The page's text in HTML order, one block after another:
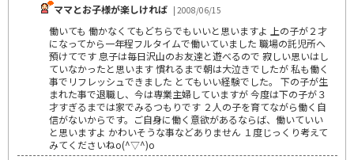
ママとお子様が楽しければ | 2008/06/15
働いても 働かなくてもどちらでもいいと思いますよ 上の子が２才
になってから一年程フルタイムで働いていました 職場の託児所へ
預けてです 息子は毎日沢山のお友達と遊べるので 寂しい思いはし
ていなかったと思います 慣れるまで朝は大泣きでしたが 私も働く
事でリフレッシュできました とてもいい経験でした。 下の子が生
まれた事で退職し、今は専業主婦していますが 今度は下の子が３
才すぎるまでは家でみるつもりです ２人の子を育てながら働く自
信がないからです。ご自身に働く意欲があるならば、働いていい
と思いますよ かわいそうな事などありません １度じっくり考えて
みてくださいねo(^▽^)o